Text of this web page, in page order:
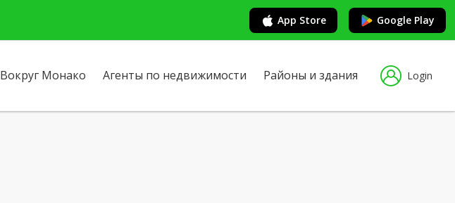
App Store Google Play
Вокруг Монако Агенты по недвижимости Районы и здания Login